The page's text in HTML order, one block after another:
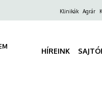
FelsőKlinikák Agrár
HÍREINK